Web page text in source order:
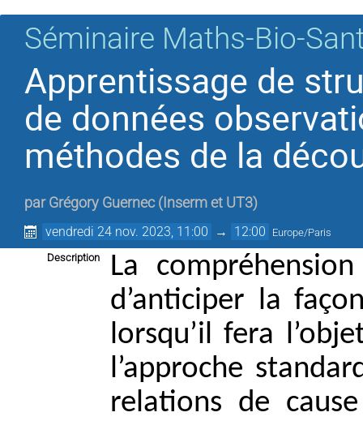
Séminaire Maths-Bio-
Apprentissage de
de données
méthodes de la
par Grégory Guernec ( Inserm et UT3)
vendredi 24 nov. 2023, 11:00 → 12:00 Europe/Paris
Description
La
d’anticiper la
lorsqu’il fera
l’approche
relations de